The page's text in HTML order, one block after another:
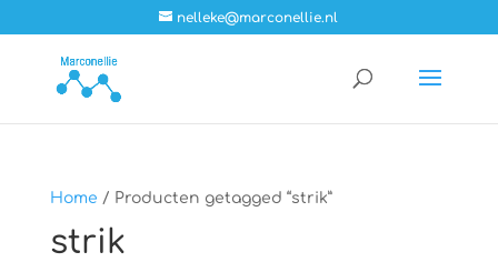
nelleke@marconellie.nl
Home / Producten getagged “strik”
strik